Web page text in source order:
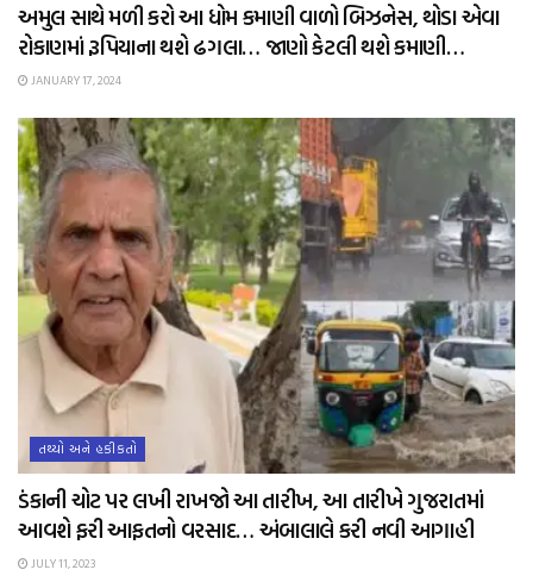
અમુલ સાથે મળી કરો આ ધોમ કમાણી વાળો બિઝનેસ, થોડા એવા
રોકાણમાં રૂપિયાના થશે ઢગલા… જાણો કેટલી થશે કમાણી…
JANUARY 17, 2024
તથ્યો અને હકીકતો
ડંકાની ચોટ પર લખી રાખજો આ તારીખ, આ તારીખે ગુજરાતમાં
આવશે ફરી આફતનો વરસાદ… અંબાલાલે કરી નવી આગાહી
JULY 11, 2023